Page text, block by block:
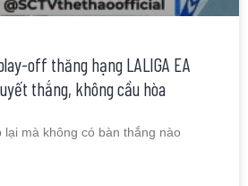
off thăng hạng LALIGA EA
thắng, không cầu hòa
mà không có bàn thắng nào